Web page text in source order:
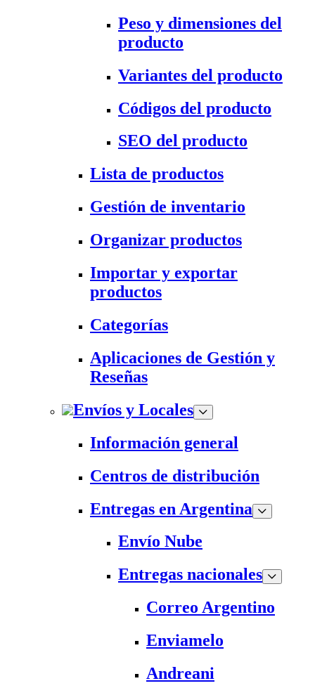
Peso y dimensiones del
producto
Variantes del producto
Códigos del producto
SEO del producto
Lista de productos
Gestión de inventario
Organizar productos
Importar y exportar
productos
Categorías
Aplicaciones de Gestión y
Reseñas
Envíos y Locales
Información general
Centros de distribución
Entregas en Argentina
Envío Nube
Entregas nacionales
Correo Argentino
Enviamelo
Andreani